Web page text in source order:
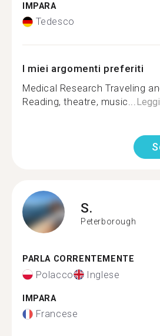
IMPARA
Tedesco
I miei argomenti preferiti
Medical Research Traveling
Reading, theatre, music...
S.
Peterborough
PARLA CORRENTEMENTE
Polacco Inglese
IMPARA
Francese